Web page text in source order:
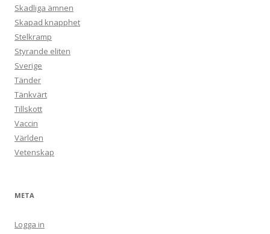
Skadliga ämnen
Skapad knapphet
Stelkramp
Styrande eliten
Sverige
Tänder
Tänkvärt
Tillskott
Vaccin
Världen
Vetenskap
META
Logga in